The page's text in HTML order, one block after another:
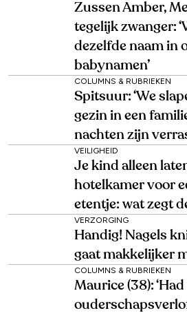
Zussen Amber,
tegelijk zwanger:
dezelfde naam in
babynamen’
COLUMNS & RUBRIEKEN
Spitsuur: ‘We
gezin in een
nachten zijn
VEILIGHEID
Je kind alleen
hotelkamer voor
etentje: wat zegt
VERZORGING
Handig! Nagels
gaat makkelijker
COLUMNS & RUBRIEKEN
Maurice (38):